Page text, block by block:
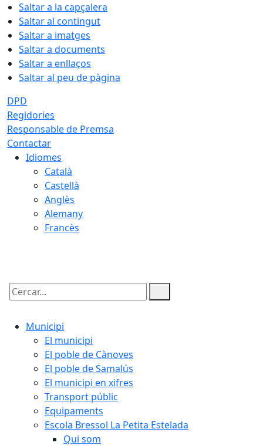
Saltar a la capçalera
Saltar al contingut
Saltar a imatges
Saltar a documents
Saltar a enllaços
Saltar al peu de pàgina
DPD
Regidories
Responsable de Premsa
Contactar
Idiomes
Català
Castellà
Anglès
Alemany
Francès
Cercar:
Municipi
El municipi
El poble de Cànoves
El poble de Samalús
El municipi en xifres
Transport públic
Equipaments
Escola Bressol La Petita Estelada
Qui som